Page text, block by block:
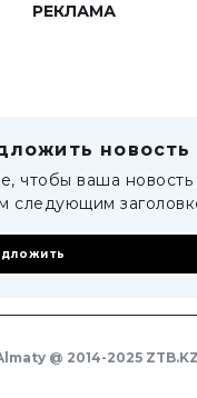
РЕКЛАМА
новость
чтобы ваша
следующим
@ 2014-2025 ZTB.KZ